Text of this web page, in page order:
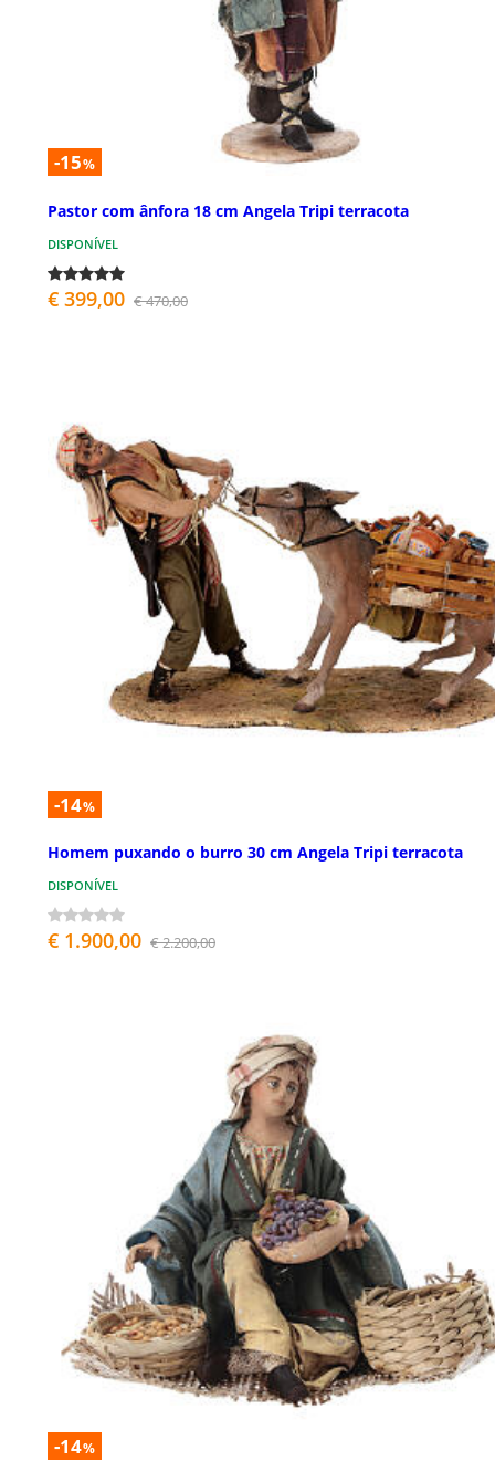
-15%
Pastor com ânfora 18 cm Angela Tripi terracota
DISPONÍVEL
€ 399,00 € 470,00
-14%
Homem puxando o burro 30 cm Angela Tripi terracota
DISPONÍVEL
€ 1.900,00 € 2.200,00
-14%